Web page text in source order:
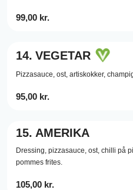
99,00 kr.
14. VEGETAR
Pizzasauce, ost, artiskokker,
95,00 kr.
15. AMERIKA
Dressing, pizzasauce, ost, chilli på
pommes frites.
105,00 kr.